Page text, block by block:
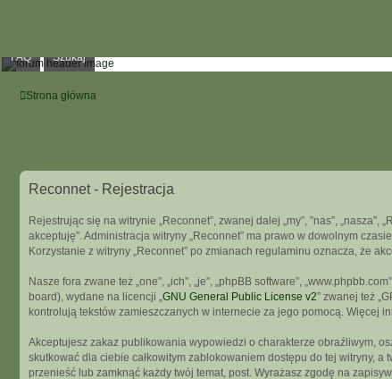
FAQ Szukaj
Strona główna
Reconnet - Rejestracja
Rejestrując się na witrynie „Reconnet”, zwanej dalej „my”, ”nas”,
akceptuję”. Administracja witryny „Reconnet” ma prawo w dowolnym
Korzystanie z witryny „Reconnet” po zmianach regulaminu oznacza, że
Nasze fora zwane też „one”, „ich”, „je”, „phpBB software”,
board), wydane na licencji „GNU General Public License v2” zwanej też
kontrolują tekstów zamieszczanych w internecie za jego pomocą. Więcej
Akceptujesz zakaz publikowania wypowiedzi o charakterze obraźliwym,
skutkować dla ciebie całkowitym zablokowaniem dostępu do tej witryny,
przenieść lub zamknąć każdy twój temat, post. Wyrażasz zgodę na